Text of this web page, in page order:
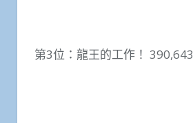
第3位：龍王的工作！ 390,643